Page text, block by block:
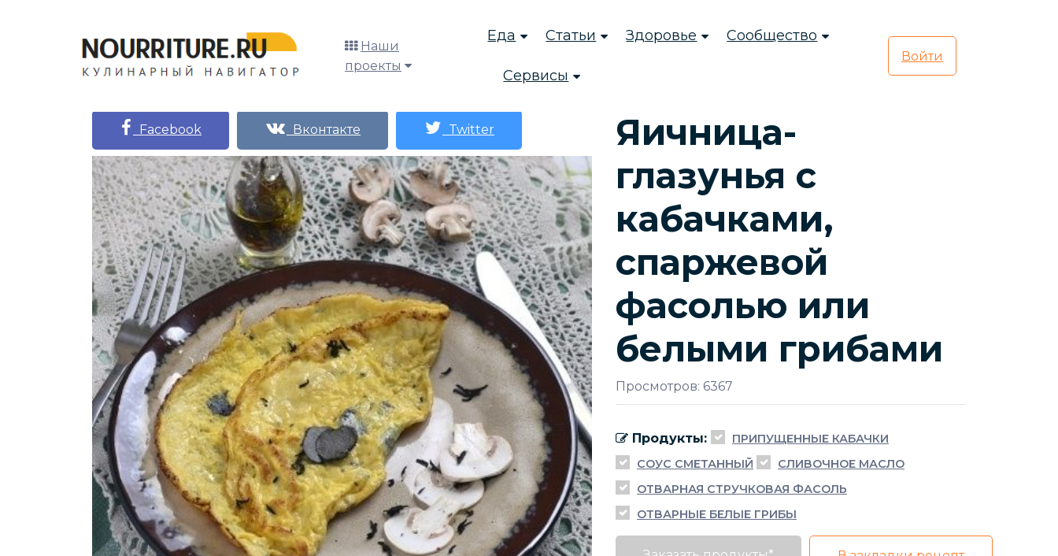
Наши
проекты
Еда Статьи Здоровье Сообщество
Сервисы
Войти
Facebook Вконтакте Twitter
Яичница-
глазунья с
кабачками,
спаржевой
фасолью или
белыми грибами
Просмотров: 6367
Продукты:
ПРИПУЩЕННЫЕ КАБАЧКИ
СОУС СМЕТАННЫЙ
СЛИВОЧНОЕ МАСЛО
ОТВАРНАЯ СТРУЧКОВАЯ ФАСОЛЬ
ОТВАРНЫЕ БЕЛЫЕ ГРИБЫ